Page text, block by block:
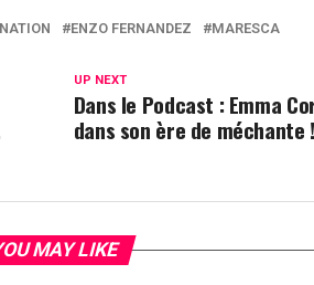
ENZO FERNANDEZ MARESCA
UP NEXT
Dans le Podcast : Emma
dans son ère de méchante !
MAY LIKE